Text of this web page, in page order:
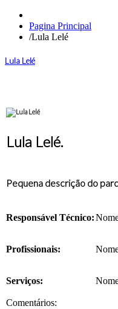
Pagina Principal
/Lula Lelé
Lula Lelé
Lula Lelé.
Pequena descrição do
Responsável Técnico:
Profissionais:
Serviços:
Comentários: